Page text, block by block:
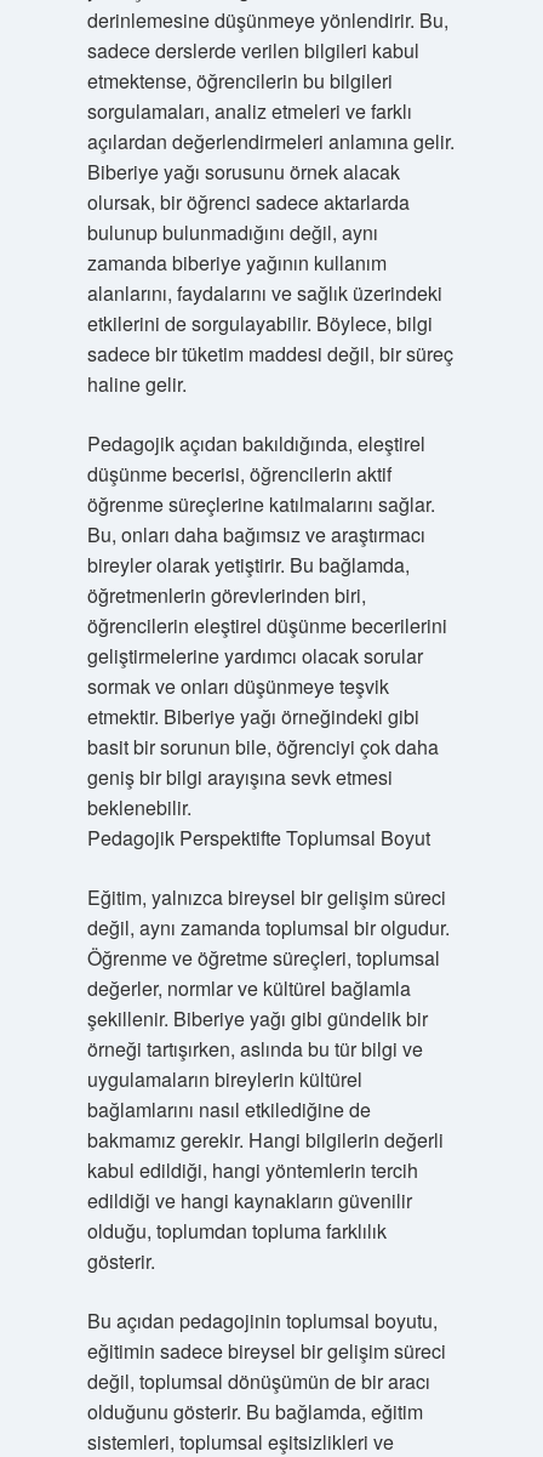
derinlemesine düşünmeye yönlendirir. Bu,
sadece derslerde verilen bilgileri kabul
etmektense, öğrencilerin bu bilgileri
sorgulamaları, analiz etmeleri ve farklı
açılardan değerlendirmeleri anlamına gelir.
Biberiye yağı sorusunu örnek alacak
olursak, bir öğrenci sadece aktarlarda
bulunup bulunmadığını değil, aynı
zamanda biberiye yağının kullanım
alanlarını, faydalarını ve sağlık üzerindeki
etkilerini de sorgulayabilir. Böylece, bilgi
sadece bir tüketim maddesi değil, bir süreç
haline gelir.
Pedagojik açıdan bakıldığında, eleştirel
düşünme becerisi, öğrencilerin aktif
öğrenme süreçlerine katılmalarını sağlar.
Bu, onları daha bağımsız ve araştırmacı
bireyler olarak yetiştirir. Bu bağlamda,
öğretmenlerin görevlerinden biri,
öğrencilerin eleştirel düşünme becerilerini
geliştirmelerine yardımcı olacak sorular
sormak ve onları düşünmeye teşvik
etmektir. Biberiye yağı örneğindeki gibi
basit bir sorunun bile, öğrenciyi çok daha
geniş bir bilgi arayışına sevk etmesi
beklenebilir.
Pedagojik Perspektifte Toplumsal Boyut
Eğitim, yalnızca bireysel bir gelişim süreci
değil, aynı zamanda toplumsal bir olgudur.
Öğrenme ve öğretme süreçleri, toplumsal
değerler, normlar ve kültürel bağlamla
şekillenir. Biberiye yağı gibi gündelik bir
örneği tartışırken, aslında bu tür bilgi ve
uygulamaların bireylerin kültürel
bağlamlarını nasıl etkilediğine de
bakmamız gerekir. Hangi bilgilerin değerli
kabul edildiği, hangi yöntemlerin tercih
edildiği ve hangi kaynakların güvenilir
olduğu, toplumdan topluma farklılık
gösterir.
Bu açıdan pedagojinin toplumsal boyutu,
eğitimin sadece bireysel bir gelişim süreci
değil, toplumsal dönüşümün de bir aracı
olduğunu gösterir. Bu bağlamda, eğitim
sistemleri, toplumsal eşitsizlikleri ve